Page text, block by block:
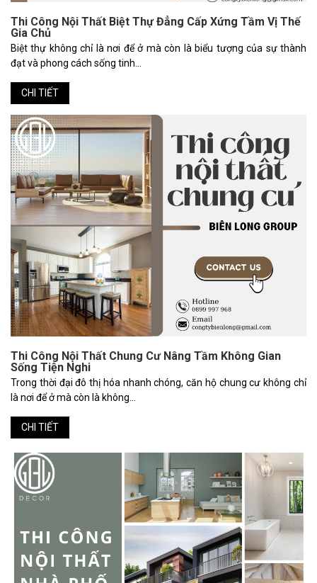
Thi Công Nội Thất Biệt Thự Đẳng Cấp Xứng Tầm Vị Thế
Gia Chủ
Biệt thự không chỉ là nơi để ở mà còn là biểu tượng của sự thành
đạt và phong cách sống tinh...
CHI TIẾT
Thi Công Nội Thất Chung Cư Nâng Tầm Không Gian
Sống Tiện Nghi
Trong thời đại đô thị hóa nhanh chóng, căn hộ chung cư không chỉ
là nơi để ở mà còn là không...
CHI TIẾT